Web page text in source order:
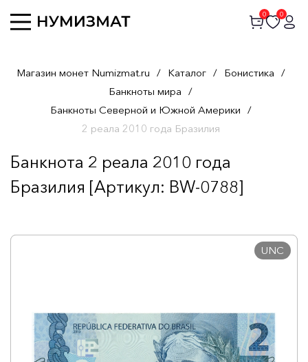
0 0
Магазин монет Numizmat.ru / Каталог / Бонистика /
Банкноты мира /
Банкноты Северной и Южной Америки /
2 реала 2010 года Бразилия
Банкнота 2 реала 2010 года
Бразилия [Артикул: BW-0788]
UNC